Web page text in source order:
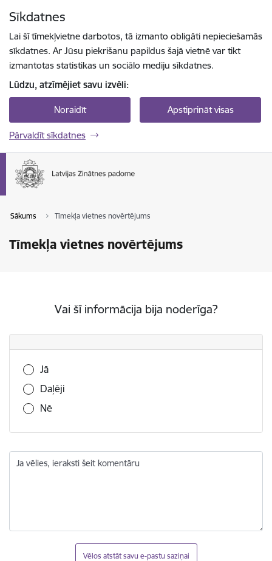
Sīkdatnes
Lai šī tīmekļvietne darbotos, tā izmanto obligāti nepieciešamās
sīkdatnes. Ar Jūsu piekrišanu papildus šajā vietnē var tikt
izmantotas statistikas un sociālo mediju sīkdatnes.
Lūdzu, atzīmējiet savu izvēli:
Noraidīt Apstiprināt visas
Pārvaldīt sīkdatnes
Sākums Tīmekļa vietnes novērtējums
Tīmekļa vietnes novērtējums
Vai šī informācija bija noderīga?
Vai šī informācija bija noderīga?
Jā
Daļēji
Nē
Ja vēlies, ieraksti šeit komentāru
Vēlos atstāt savu e-pastu saziņai